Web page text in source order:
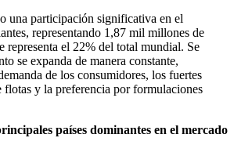
una participación significativa en el
representando 1,87 mil millones de
representa el 22% del total mundial. Se
se expanda de manera constante,
de los consumidores, los fuertes
flotas y la preferencia por formulaciones
países dominantes en el mercado